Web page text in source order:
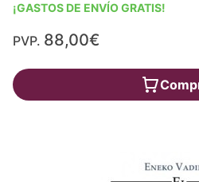
¡GASTOS DE ENVÍO GRATIS!
PVP. 88,00€